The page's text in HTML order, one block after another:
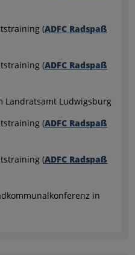
(ADFC Radspaß
(ADFC Radspaß
Landratsamt Ludwigsburg
(ADFC Radspaß
(ADFC Radspaß
in